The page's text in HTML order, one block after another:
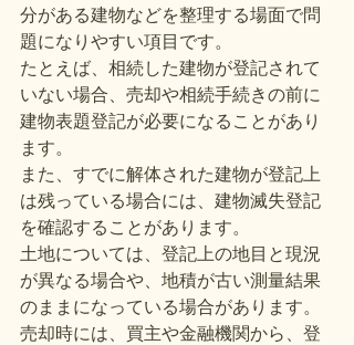
分がある建物などを整理する場面で問
題になりやすい項目です。
たとえば、相続した建物が登記されて
いない場合、売却や相続手続きの前に
建物表題登記が必要になることがあり
ます。
また、すでに解体された建物が登記上
は残っている場合には、建物滅失登記
を確認することがあります。
土地については、登記上の地目と現況
が異なる場合や、地積が古い測量結果
のままになっている場合があります。
売却時には、買主や金融機関から、登